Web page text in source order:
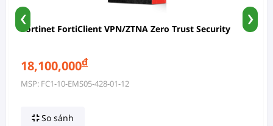
Fortinet FortiClient VPN/ZTNA Zero Trust Security
18,100,000đ
MSP: FC1-10-EMS05-428-01-12
So sánh
‹ ›